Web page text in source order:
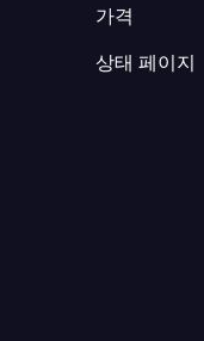
가격
상태 페이지